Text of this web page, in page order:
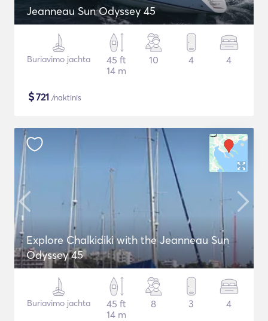
Jeanneau Sun Odyssey 45
Buriavimo jachta
45 ft
14 m
10 4 4
$721 /naktinis
Explore Chalkidiki with the Jeanneau Sun
Odyssey 45
Buriavimo jachta
45 ft
14 m
8 3 4